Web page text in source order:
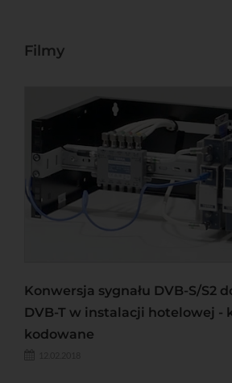
Filmy
Konwersja sygnału DVB-S/S2
DVB-T w instalacji hotelowej -
kodowane